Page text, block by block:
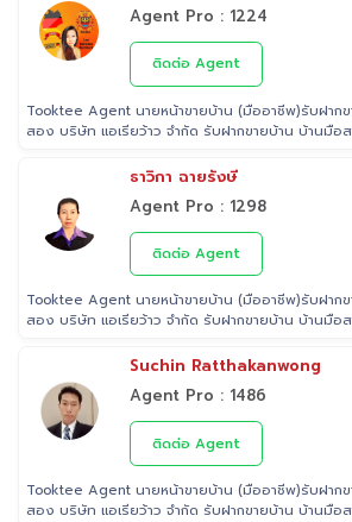
Agent Pro : 1224
ติดต่อ Agent
Tooktee Agent นายหน้าขายบ้าน (มืออาชีพ)รับฝาก
สอง บริษัท แอเรียว้าว จำกัด รับฝากขายบ้าน บ้านมือส
ตั้งแต่การประเมินราคา ถ่ายรูป/ทำการตลาด/โฆษณาผ่
ขายที่ดิน และอสังหาริมทรัพย์ทุกประเภทได้ โดยทีมงา
ท่าน ที่มีประสบการณ์ด้านอสังหาริมทรัพย์ มากกว่า 25 ปี ครอบคลุมทั่วพื้นที่
กรุงเทพฯ ปริมณฑล โดยมีพันธมิตรธนาคารหลายแห่ง และทีมนิติกรรมของ
กรมที่ดินทุกพื้นที่ ไร้กังวลเรื่องการโอนกรรมสิทธิ์
ธาวิกา ฉายรังษี
Agent Pro : 1298
ติดต่อ Agent
Tooktee Agent นายหน้าขายบ้าน (มืออาชีพ)รับฝาก
สอง บริษัท แอเรียว้าว จำกัด รับฝากขายบ้าน บ้านมือส
ตั้งแต่การประเมินราคา ถ่ายรูป/ทำการตลาด/โฆษณาผ่
เชื่อ จนไปถึงขั้นตอนการโอนฯกรรมสิทธิ์ รับฝากขายเพื่อให้ลูกค้าขายบ้าน
ขายที่ดิน และอสังหาริมทรัพย์ทุกประเภทได้ โดยทีมงา
ท่าน ที่มีประสบการณ์ด้านอสังหาริมทรัพย์ มากกว่า 25 ปี ครอบคลุมทั่วพื้นที่
กรุงเทพฯ ปริมณฑล โดยมีพันธมิตรธนาคารหลายแห่ง และทีมนิติกรรมของ
กรมที่ดินทุกพื้นที่ ไร้กังวลเรื่องการโอนกรรมสิทธิ์
Suchin Ratthakanwong
Agent Pro : 1486
ติดต่อ Agent
Tooktee Agent นายหน้าขายบ้าน (มืออาชีพ)รับฝาก
สอง บริษัท แอเรียว้าว จำกัด รับฝากขายบ้าน บ้านมือส